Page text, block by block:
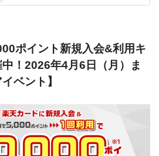
ポイント新規入会&利用キ
！2026年4月6日（月）ま
ベント】